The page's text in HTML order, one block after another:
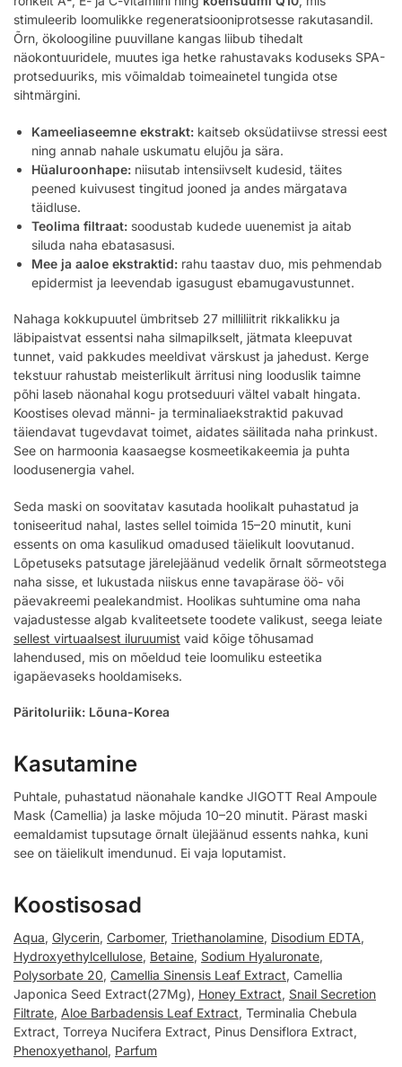
stimuleerib loomulikke regeneratsiooniprotsesse rakutasandil.
Õrn, ökoloogiline puuvillane kangas liibub tihedalt
näokontuuridele, muutes iga hetke rahustavaks koduseks SPA-
protseduuriks, mis võimaldab toimeainetel tungida otse
sihtmärgini.
Kameeliaseemne ekstrakt: kaitseb oksüdatiivse stressi eest
ning annab nahale uskumatu elujõu ja sära.
Hüaluroonhape: niisutab intensiivselt kudesid, täites
peened kuivusest tingitud jooned ja andes märgatava
täidluse.
Teolima filtraat: soodustab kudede uuenemist ja aitab
siluda naha ebatasasusi.
Mee ja aaloe ekstraktid: rahu taastav duo, mis pehmendab
epidermist ja leevendab igasugust ebamugavustunnet.
Nahaga kokkupuutel ümbritseb 27 milliliitrit rikkalikku ja
läbipaistvat essentsi naha silmapilkselt, jätmata kleepuvat
tunnet, vaid pakkudes meeldivat värskust ja jahedust. Kerge
tekstuur rahustab meisterlikult ärritusi ning looduslik taimne
põhi laseb näonahal kogu protseduuri vältel vabalt hingata.
Koostises olevad männi- ja terminaliaekstraktid pakuvad
täiendavat tugevdavat toimet, aidates säilitada naha prinkust.
See on harmoonia kaasaegse kosmeetikakeemia ja puhta
loodusenergia vahel.
Seda maski on soovitatav kasutada hoolikalt puhastatud ja
toniseeritud nahal, lastes sellel toimida 15–20 minutit, kuni
essents on oma kasulikud omadused täielikult loovutanud.
Lõpetuseks patsutage järelejäänud vedelik õrnalt sõrmeotstega
naha sisse, et lukustada niiskus enne tavapärase öö- või
päevakreemi pealekandmist. Hoolikas suhtumine oma naha
vajadustesse algab kvaliteetsete toodete valikust, seega leiate
sellest virtuaalsest iluruumist vaid kõige tõhusamad
lahendused, mis on mõeldud teie loomuliku esteetika
igapäevaseks hooldamiseks.
Päritoluriik: Lõuna-Korea
Kasutamine
Puhtale, puhastatud näonahale kandke JIGOTT Real Ampoule
Mask (Camellia) ja laske mõjuda 10–20 minutit. Pärast maski
eemaldamist tupsutage õrnalt ülejäänud essents nahka, kuni
see on täielikult imendunud. Ei vaja loputamist.
Koostisosad
Aqua, Glycerin, Carbomer, Triethanolamine, Disodium EDTA,
Hydroxyethylcellulose, Betaine, Sodium Hyaluronate,
Polysorbate 20, Camellia Sinensis Leaf Extract, Camellia
Japonica Seed Extract(27Mg), Honey Extract, Snail Secretion
Filtrate, Aloe Barbadensis Leaf Extract, Terminalia Chebula
Extract, Torreya Nucifera Extract, Pinus Densiflora Extract,
Phenoxyethanol, Parfum